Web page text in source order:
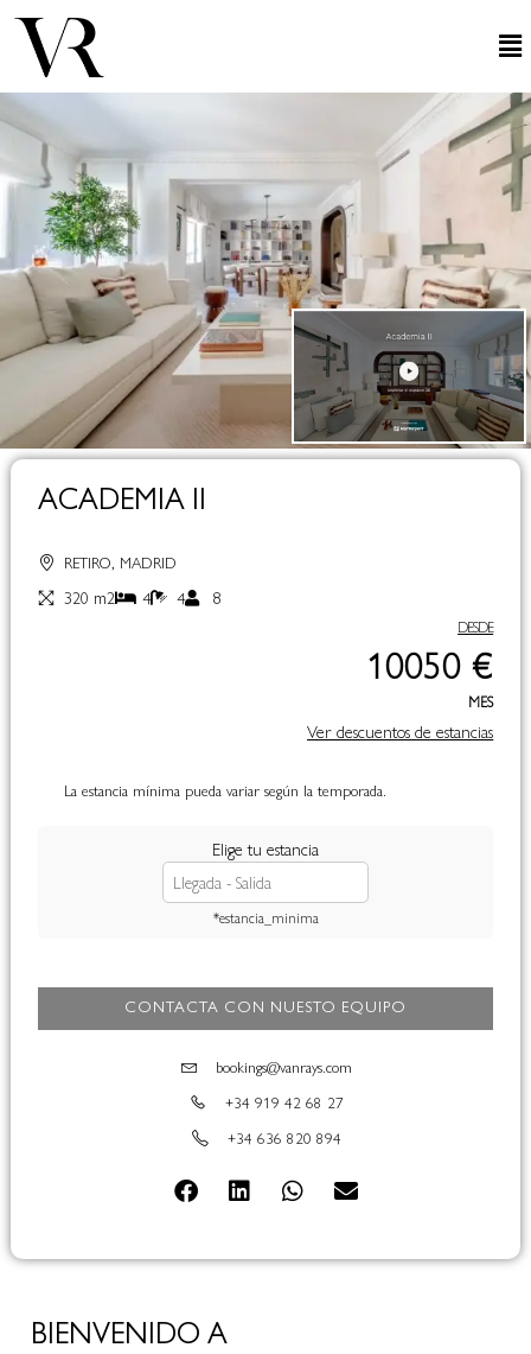
BIENVENIDO A
ACADEMIA II
RETIRO, MADRID
320 m2 4 4 8
DESDE
10050 €
MES
Ver descuentos de estancias
La estancia mínima pueda variar según la temporada.
Elige tu estancia
*estancia_minima
CONTACTA CON NUESTO EQUIPO
bookings@vanrays.com
+34 919 42 68 27
+34 636 820 894